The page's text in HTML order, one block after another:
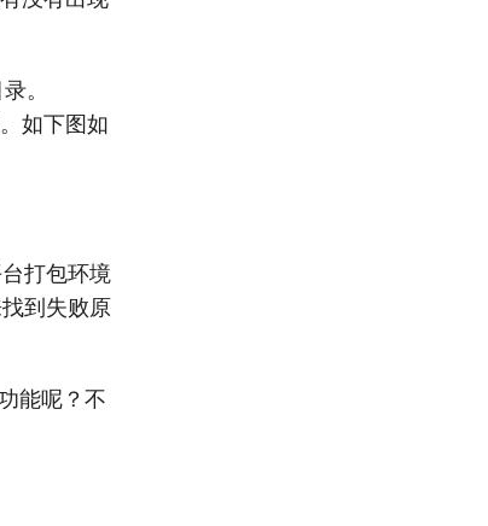
。
如下图如
打包环境
到失败原
能呢？不